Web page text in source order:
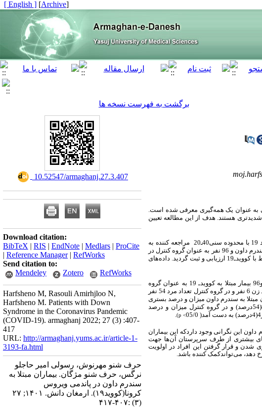
[
Archive
]
[ English ]
برگشت به فهرست نسخه ها
به عنوان یک همه‌گیری معرفی شده است.
دلیل بیماری‌های زمینه‌ای همراه که دارند، در معرض ابتلا به بیماری کوید 19 با عوارض شدیدتری هستند. هدف از این مطالعه تعیین
آینده نگر و کاربردی می باشد که در سال 1400 بر روی 111 بیمار مبتلا به کووید 19 با محدوده سنی40ـ20 مراجعه کننده به
تأیید شده است انجام شد. 15 نفر مبتلا به سندرم داون و 96 نفر به عنوان گروه کنترل در
نظر گرفته شدند. در ابتدا متغییرهای دموگرافیک کلیه بیماران بررسی و ثبت شد و سپس اطلاعات کلنینکی و بالینی مرتبط با کوویدـ19 ارزیابی و ثبت گردید. داده‌های
سال) و96 بیمار مبتلا به کوویدـ 19 به عنوان گروه
سال) مورد بررسی قرار گرفتند.در گروه مبتلا به سندرم داون تعداد مرد 9 نفر و تعداد زن 6 نفر و در گروه کنترل تعداد مرد 54 نفر
مبتلا به سندرم داون میزان و درصد بستری
شدن در بخش مراقبت‌های ویژه 8(53درصد)، لوله‌گذاری7(45درصد)، ترخیص از بیمارستان7(45درصد) و مرگ و میر8(54درصد) و در گروه کنترل میزان و درصد
(p <
.
این نگرانی وجود داردکه این بیماران
بیشتری از طرف سرپرستان آن‌ها جهت
شدن و قرار گرفتن این افراد در اولویت
دهد، می‌تواندکمک کننده باشد.
‎ 10.52547/armaghanj.27.3.407
Download citation:
BibTeX | RIS | EndNote | Medlars | ProCite
| Reference Manager| RefWorks
Send citation to:
Mendeley
Zotero RefWorks
Harfsheno M, Rasouli Amirhjloo N,
Harfsheno M. Patients with Down
Syndrome in the Coronavirus Pandemic
(COVID-19). armaghanj 2022; 27 (3) :407-
417
URL: http://armaghanj.yums.ac.ir/article-1-
3193-fa.html
حرف شنو مهرنوش، رسولی امیر حاجلو
نرگس، حرف شنو مژگان. بیماران مبتلا به
سندرم داون در پاندمی ویروس
کرونا(کووید۱۹). ارمغان دانش. ۱۴۰۱; ۲۷
(۳) :۴۰۷-۴۱۷